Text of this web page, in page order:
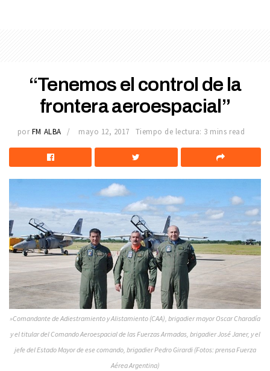
“Tenemos el control de la
frontera aeroespacial”
por FM ALBA mayo 12, 2017 Tiempo de lectura: 3 mins read
»Comandante de Adiestramiento y Alistamiento (CAA), brigadier mayor Oscar Charadía
y el titular del Comando Aeroespacial de las Fuerzas Armadas, brigadier José Janer, y el
jefe del Estado Mayor de ese comando, brigadier Pedro Girardi (Fotos: prensa Fuerza
Aérea Argentina)